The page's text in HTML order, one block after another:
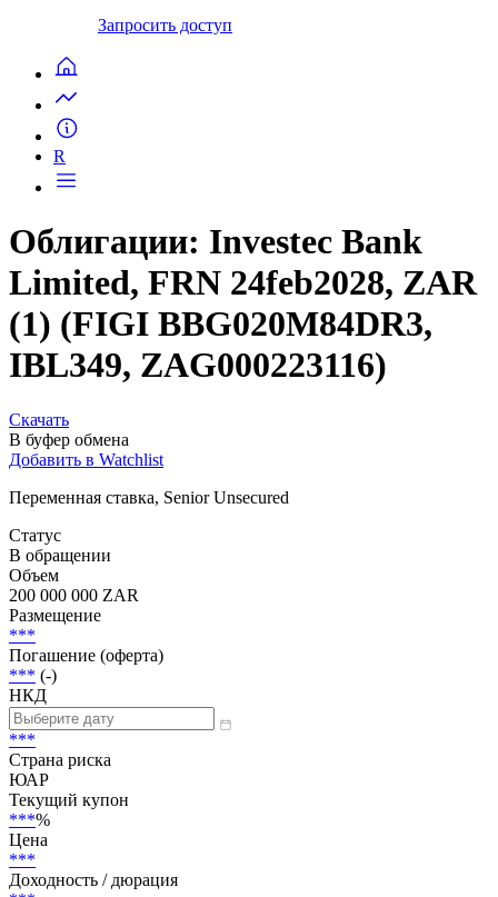
Запросить доступ
R
Облигации: Investec Bank
Limited, FRN 24feb2028, ZAR
(1) (FIGI BBG020M84DR3,
IBL349, ZAG000223116)
Скачать
В буфер обмена
Добавить в Watchlist
Переменная ставка, Senior Unsecured
Статус
В обращении
Объем
200 000 000 ZAR
Размещение
***
Погашение (оферта)
*** (-)
НКД
***
Страна риска
ЮАР
Текущий купон
***%
Цена
***
Доходность / дюрация